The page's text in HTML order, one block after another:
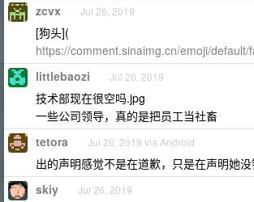
zcvx Jul 26, 2019
[狗头](
https://comment.sinaimg.cn/emoji/default/
littlebaozi Jul 26, 2019
技术部现在很空吗.jpg
一些公司领导，真的是把员工当社畜
tetora Jul 26, 2019 via Android
出的声明感觉不是在道歉，只是在声明她
skiy Jul 26, 2019